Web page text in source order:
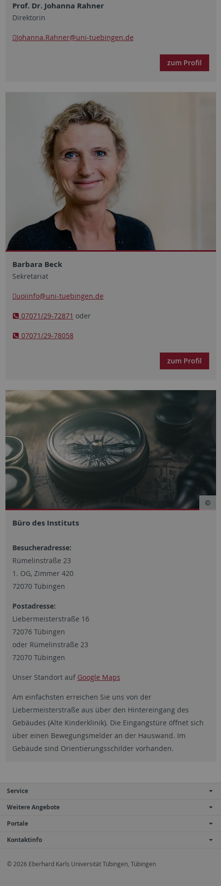
Prof. Dr. Johanna Rahner
Direktorin
Johanna.Rahner@uni-tuebingen.de
zum Profil
Barbara Beck
Sekretariat
uoiinfo@uni-tuebingen.de
07071/29-72871 oder
07071/29-78058
zum Profil
Büro des Instituts
Besucheradresse:
Rümelinstraße 23
1. OG, Zimmer 420
72070 Tübingen
Postadresse:
Liebermeisterstraße 16
72076 Tübingen
oder Rümelinstraße 23
72070 Tübingen
Unser Standort auf Google Maps
Am einfachsten erreichen Sie uns von der
Liebermeisterstraße aus über den Hintereingang des
Gebäudes (Alte Kinderklinik). Die Eingangstüre öffnet sich
über einen Bewegungsmelder an der Hauswand. Im
Gebäude sind Orientierungsschilder vorhanden.
Service
Weitere Angebote
Portale
Kontaktinfo
© 2026 Eberhard Karls Universität Tübingen, Tübingen